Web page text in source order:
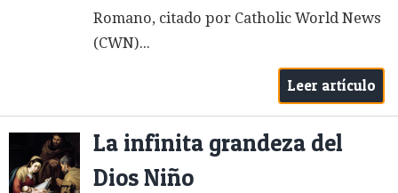
Romano, citado por Catholic World News
(CWN)...
Leer artículo
La infinita grandeza del
Dios Niño